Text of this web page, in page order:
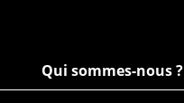
Qui sommes-nous ?